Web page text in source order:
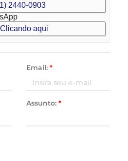
2440-0903
aqui
Email: *
Assunto: *